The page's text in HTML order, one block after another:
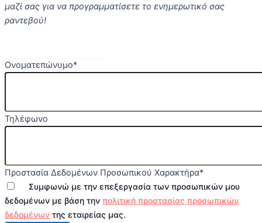
μαζί σας για να προγραμματίσετε το ενημερωτικό σας
ραντεβού!
Ονοματεπώνυμο*
Τηλέφωνο
Προστασία Δεδομένων Προσωπικού Χαρακτήρα*
Συμφωνώ με την επεξεργασία των προσωπικών μου
δεδομένων με βάση την πολιτική προστασίας προσωπικών
δεδομένων της εταιρείας μας.